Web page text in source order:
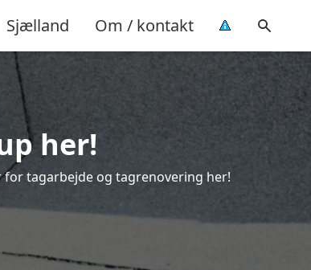
Sjælland Om / kontakt
her!
tagarbejde og tagrenovering her!